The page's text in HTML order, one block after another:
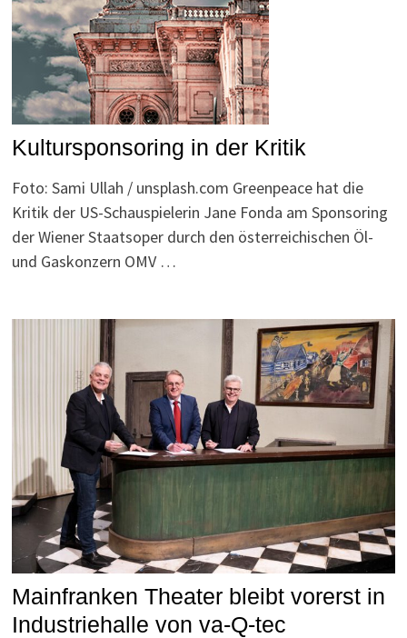
Kultursponsoring in der Kritik
Foto: Sami Ullah / unsplash.com Greenpeace hat die
Kritik der US-Schauspielerin Jane Fonda am Sponsoring
der Wiener Staatsoper durch den österreichischen Öl-
und Gaskonzern OMV …
Mainfranken Theater bleibt vorerst in
Industriehalle von va-Q-tec